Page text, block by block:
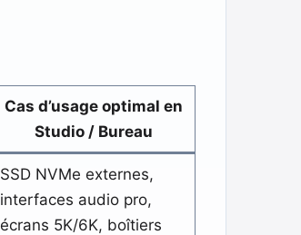
Cas d’usage optimal en
Studio / Bureau
SSD NVMe externes,
interfaces audio pro,
écrans 5K/6K, boîtiers